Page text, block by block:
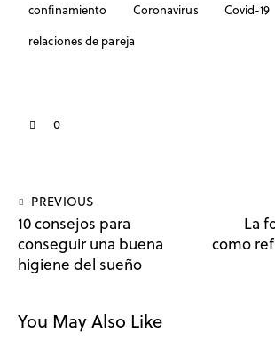
confinamiento Coronavirus Covid-19
relaciones de pareja
0
PREVIOUS
10 consejos para
conseguir una buena
higiene del sueño
La
como
You May Also Like